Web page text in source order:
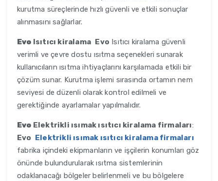
kurutma süreçlerinde hızlı güvenli ve etkili sonuçlar
alınmasını sağlarlar.
Evo Isıtıcı kiralama Evo Isıtıcı kiralama güvenli
verimli ve çevre dostu ısıtma seçenekleri sunarak
kullanıcıların ısıtma ihtiyaçlarını karşılamada etkili bir
çözüm sunar. Kurutma işlemi sırasında ortamın nem
seviyesi de düzenli olarak kontrol edilmeli ve
gerektiğinde ayarlamalar yapılmalıdır.
Evo Elektrikli ısımak ısıtıcı kiralama firmaları:
Evo Elektrikli ısımak ısıtıcı kiralama firmaları
fabrika içindeki ekipmanların ve işçilerin konumları göz
önünde bulundurularak ısıtma sistemlerinin
odaklanacağı bölgeler belirlenmeli ve bu bölgelere